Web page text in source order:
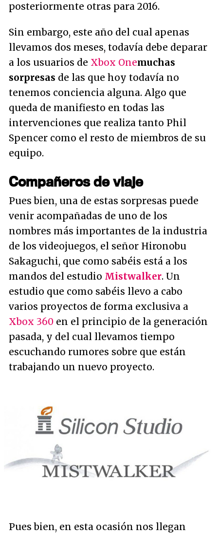
posteriormente otras para 2016.
Sin embargo, este año del cual apenas
llevamos dos meses, todavía debe deparar
a los usuarios de Xbox Onemuchas
sorpresas de las que hoy todavía no
tenemos conciencia alguna. Algo que
queda de manifiesto en todas las
intervenciones que realiza tanto Phil
Spencer como el resto de miembros de su
equipo.
Compañeros de viaje
Pues bien, una de estas sorpresas puede
venir acompañadas de uno de los
nombres más importantes de la industria
de los videojuegos, el señor Hironobu
Sakaguchi, que como sabéis está a los
mandos del estudio Mistwalker. Un
estudio que como sabéis llevo a cabo
varios proyectos de forma exclusiva a
Xbox 360 en el principio de la generación
pasada, y del cual llevamos tiempo
escuchando rumores sobre que están
trabajando un nuevo proyecto.
Pues bien, en esta ocasión nos llegan